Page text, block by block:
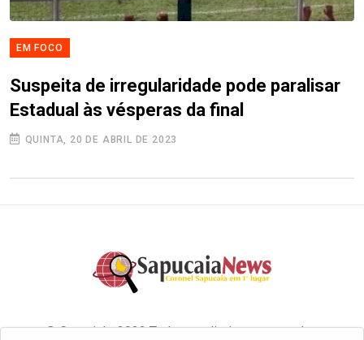
EM FOCO
Suspeita de irregularidade pode paralisar
Estadual às vésperas da final
QUINTA, 20 DE ABRIL DE 2023
© Copyright 2022 Todos os direitos reservados